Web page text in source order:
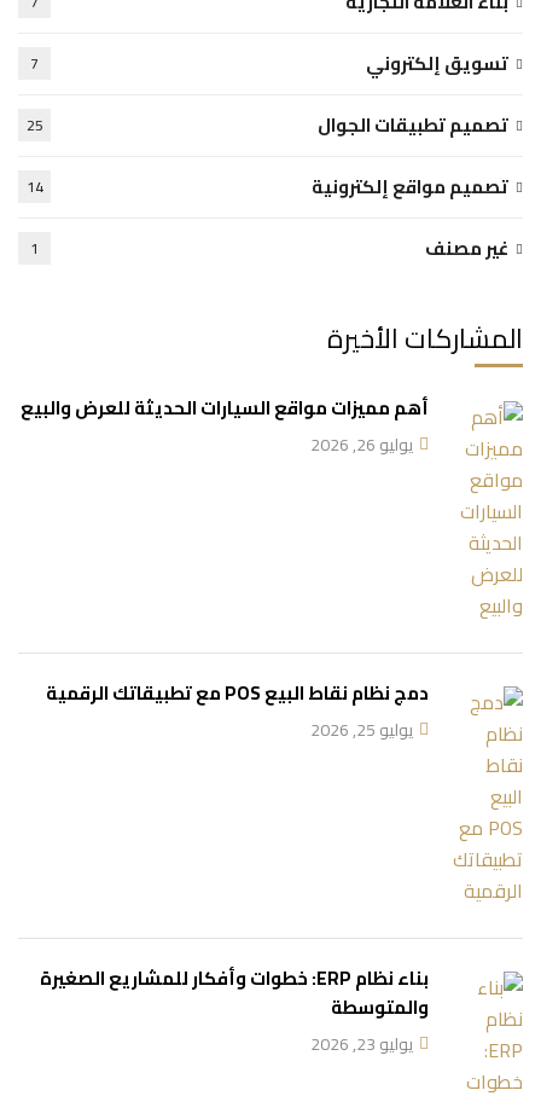
تسويق إلكتروني 7
تصميم تطبيقات الجوال 25
تصميم مواقع إلكترونية 14
غير مصنف 1
المشاركات الأخيرة
أهم مميزات مواقع السيارات الحديثة للعرض والبيع
يوليو 26, 2026
دمج نظام نقاط البيع POS مع تطبيقاتك الرقمية
يوليو 25, 2026
بناء نظام ERP: خطوات وأفكار للمشاريع الصغيرة
والمتوسطة
يوليو 23, 2026